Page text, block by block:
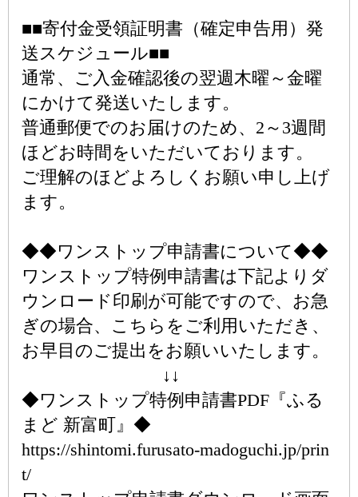
■■寄付金受領証明書（確定申告用）発
送スケジュール■■
通常、ご入金確認後の翌週木曜～金曜
にかけて発送いたします。
普通郵便でのお届けのため、2～3週間
ほどお時間をいただいております。
ご理解のほどよろしくお願い申し上げ
ます。
◆◆ワンストップ申請書について◆◆
ワンストップ特例申請書は下記よりダ
ウンロード印刷が可能ですので、お急
ぎの場合、こちらをご利用いただき、
お早目のご提出をお願いいたします。
↓↓
◆ワンストップ特例申請書PDF『ふる
まど 新富町』◆
https://shintomi.furusato-madoguchi.jp/prin
t/